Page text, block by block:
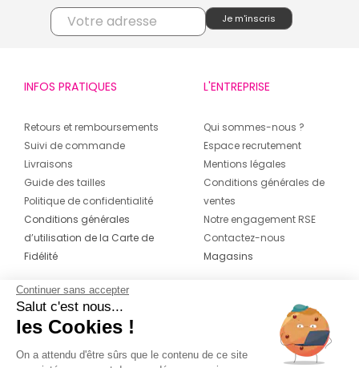
INFOS PRATIQUES
Retours et remboursements
Suivi de commande
Livraisons
Guide des tailles
Politique de confidentialité
Conditions générales
d’utilisation de la Carte de
Fidélité
L'ENTREPRISE
Qui sommes-nous ?
Espace recrutement
Mentions légales
Conditions générales de
ventes
Notre engagement RSE
Contactez-nous
Magasins
CONTACT
04 42 20 78 42
Du lundi au jeudi de 8h30 à 16h30 & le
Continuer sans accepter
Salut c'est nous...
les Cookies !
On a attendu d'être sûrs que le contenu de ce site